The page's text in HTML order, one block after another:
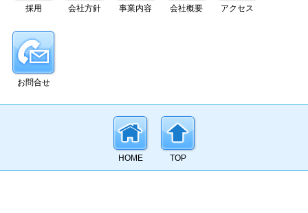
採用 会社方針 事業内容 会社概要 アクセス
お問合せ
HOME TOP